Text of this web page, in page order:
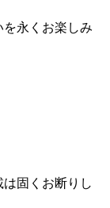
永くお楽しみ
固くお断りし